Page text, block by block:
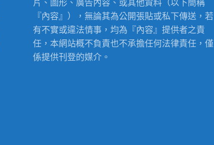
片、圖形、廣告內容、或其他資料（以下簡稱
『內容』），無論其為公開張貼或私下傳送，若
有不實或違法情事，均為『內容』提供者之責
任，本網站概不負責也不承擔任何法律責任，僅
係提供刊登的媒介。